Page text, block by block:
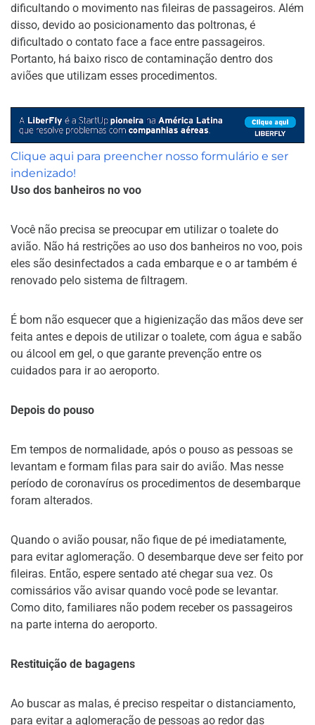
dificultando o movimento nas fileiras de passageiros. Além
disso, devido ao posicionamento das poltronas, é
dificultado o contato face a face entre passageiros.
Portanto, há baixo risco de contaminação dentro dos
aviões que utilizam esses procedimentos.
Clique aqui para preencher nosso formulário e ser
indenizado!
Uso dos banheiros no voo
Você não precisa se preocupar em utilizar o toalete do
avião. Não há restrições ao uso dos banheiros no voo, pois
eles são desinfectados a cada embarque e o ar também é
renovado pelo sistema de filtragem.
É bom não esquecer que a higienização das mãos deve ser
feita antes e depois de utilizar o toalete, com água e sabão
ou álcool em gel, o que garante prevenção entre os
cuidados para ir ao aeroporto.
Depois do pouso
Em tempos de normalidade, após o pouso as pessoas se
levantam e formam filas para sair do avião. Mas nesse
período de coronavírus os procedimentos de desembarque
foram alterados.
Quando o avião pousar, não fique de pé imediatamente,
para evitar aglomeração. O desembarque deve ser feito por
fileiras. Então, espere sentado até chegar sua vez. Os
comissários vão avisar quando você pode se levantar.
Como dito, familiares não podem receber os passageiros
na parte interna do aeroporto.
Restituição de bagagens
Ao buscar as malas, é preciso respeitar o distanciamento,
para evitar a aglomeração de pessoas ao redor das